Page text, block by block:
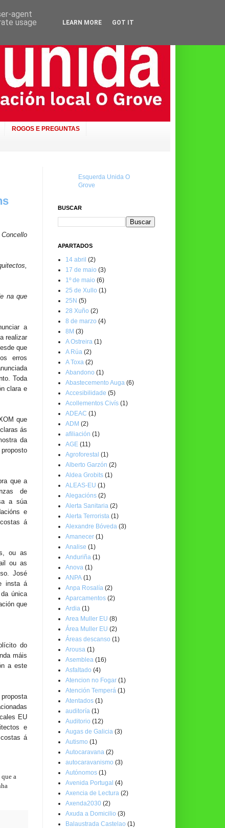
ROGOS E PREGUNTAS
na que
a
realizar
que
erros
Toda
clara e
que
ás
da
que a
de
a súa
e
á
ou as
ou as
José
insta á
única
que
do
máis
a este
EU
e
á
a
Esquerda Unida O
Grove
BUSCAR
APARTADOS
14 abril (2)
17 de maio (3)
1º de maio (6)
25 de Xullo (1)
25N (5)
28 Xuño (2)
8 de marzo (4)
8M (3)
A Ostreira (1)
A Rúa (2)
A Toxa (2)
Abandono (1)
Abastecemento Auga (6)
Accesibilidade (5)
Acollementos Civís (1)
ADEAC (1)
ADM (2)
afiliación (1)
AGE (11)
Agroforestal (1)
Alberto Garzón (2)
Aldea Grobits (1)
ALEAS-EU (1)
Alegacións (2)
Alerta Sanitaria (2)
Alerta Terrorista (1)
Alexandre Bóveda (3)
Amanecer (1)
Analise (1)
Anduriña (1)
Anova (1)
ANPA (1)
Anpa Rosalía (2)
Aparcamentos (2)
Ardia (1)
Area Muller EU (8)
Área Muller EU (2)
Áreas descanso (1)
Arousa (1)
Asemblea (16)
Asfaltado (4)
Atencion no Fogar (1)
Atención Temperá (1)
Atentados (1)
auditoría (1)
Auditorio (12)
Augas de Galicia (3)
Autismo (1)
Autocaravana (2)
autocaravanismo (3)
Autónomos (1)
Avenida Portugal (4)
Axencia de Lectura (2)
Axenda2030 (2)
Axuda a Domicilio (3)
Balaustrada Castelao (1)
agent
usage
LEARN MORE GOT IT